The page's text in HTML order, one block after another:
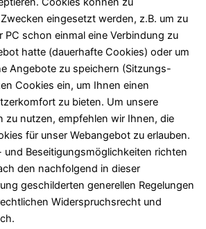
eingesetzt werden, z.B. um zu
PC schon einmal eine Verbindung zu
hatte (dauerhafte Cookies) oder um
Angebote zu speichern (Sitzungs-
Cookies ein, um Ihnen einen
zu bieten. Um unsere
zu nutzen, empfehlen wir Ihnen, die
für unser Webangebot zu erlauben.
und Beseitigungsmöglichkeiten richten
den nachfolgend in dieser
geschilderten generellen Regelungen
Widerspruchsrecht und